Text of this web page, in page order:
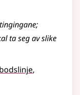
;
ta seg av slike